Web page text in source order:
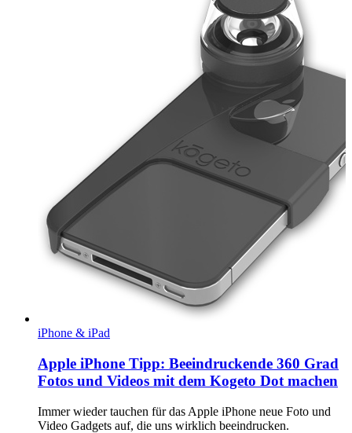
iPhone & iPad
Apple iPhone Tipp: Beeindruckende 360 Grad
Fotos und Videos mit dem Kogeto Dot machen
Immer wieder tauchen für das Apple iPhone neue Foto und
Video Gadgets auf, die uns wirklich beeindrucken.